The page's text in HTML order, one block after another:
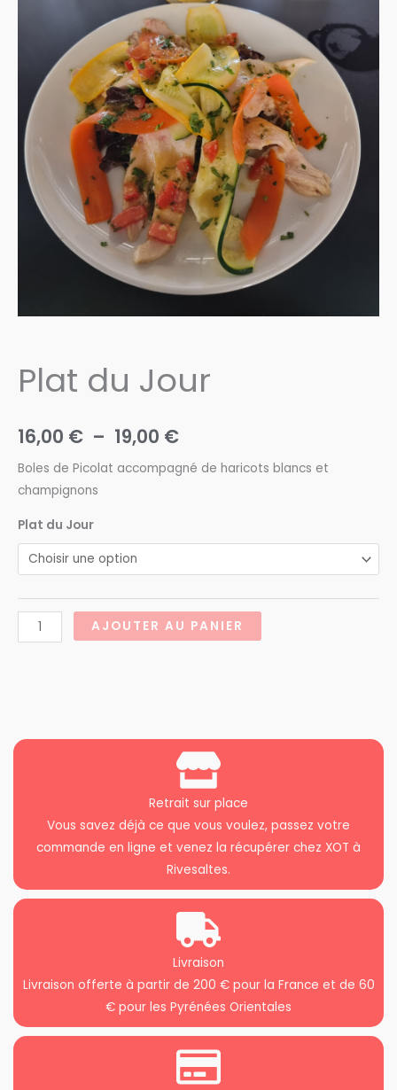
Plat du Jour
16,00 € – 19,00 €Plage
de
à
19,00 €
Boles de Picolat accompagné de haricots blancs et
champignons
Plat du Jour
quantité
de
Plat
Jour
AJOUTER AU PANIER
Retrait sur place
Vous savez déjà ce que vous voulez, passez votre
commande en ligne et venez la récupérer chez XOT à
Rivesaltes.
Livraison
Livraison offerte à partir de 200 € pour la France et de 60
€ pour les Pyrénées Orientales